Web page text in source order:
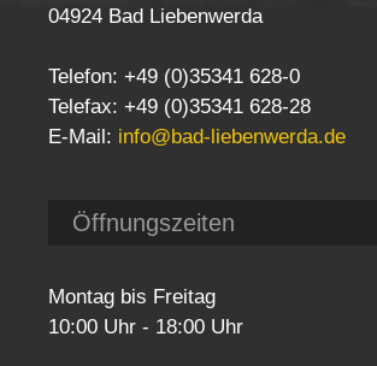
04924 Bad Liebenwerda
Telefon: +49 (0)35341 628-0
Telefax: +49 (0)35341 628-28
E-Mail: info@bad-liebenwerda.de
Öffnungszeiten
Montag bis Freitag
10:00 Uhr - 18:00 Uhr